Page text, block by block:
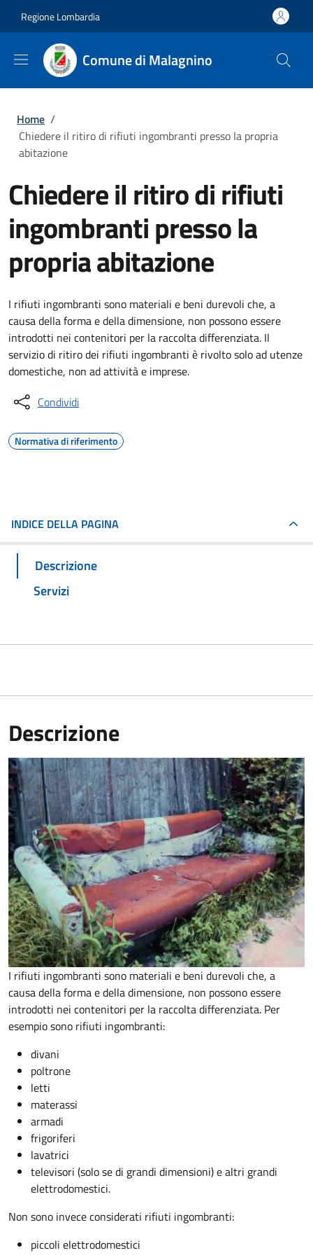
Regione Lombardia
Comune di Malagnino
Briciole di pane
Home /
Chiedere il ritiro di rifiuti ingombranti presso la propria
abitazione
Chiedere il ritiro di rifiuti
ingombranti presso la
propria abitazione
I rifiuti ingombranti sono materiali e beni durevoli che, a
causa della forma e della dimensione, non possono essere
introdotti nei contenitori per la raccolta differenziata. Il
servizio di ritiro dei rifiuti ingombranti è rivolto solo ad utenze
domestiche, non ad attività e imprese.
Condividi
Normativa di riferimento
INDICE DELLA PAGINA
Descrizione
Servizi
Descrizione
I rifiuti ingombranti sono materiali e beni durevoli che, a
causa della forma e della dimensione, non possono essere
introdotti nei contenitori per la raccolta differenziata. Per
esempio sono rifiuti ingombranti:
divani
poltrone
letti
materassi
armadi
frigoriferi
lavatrici
televisori (solo se di grandi dimensioni) e altri grandi
elettrodomestici.
Non sono invece considerati rifiuti ingombranti:
piccoli elettrodomestici